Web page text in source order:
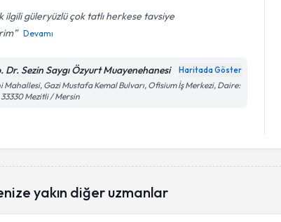
ilgili güleryüzlü çok tatlı herkese tavsiye
Devamı
Dr. Sezin Saygı Özyurt Muayenehanesi Haritada Göster
Mahallesi, Gazi Mustafa Kemal Bulvarı, Ofisium İş Merkezi, Daire:
Mezitli / Mersin
yakın diğer uzmanlar